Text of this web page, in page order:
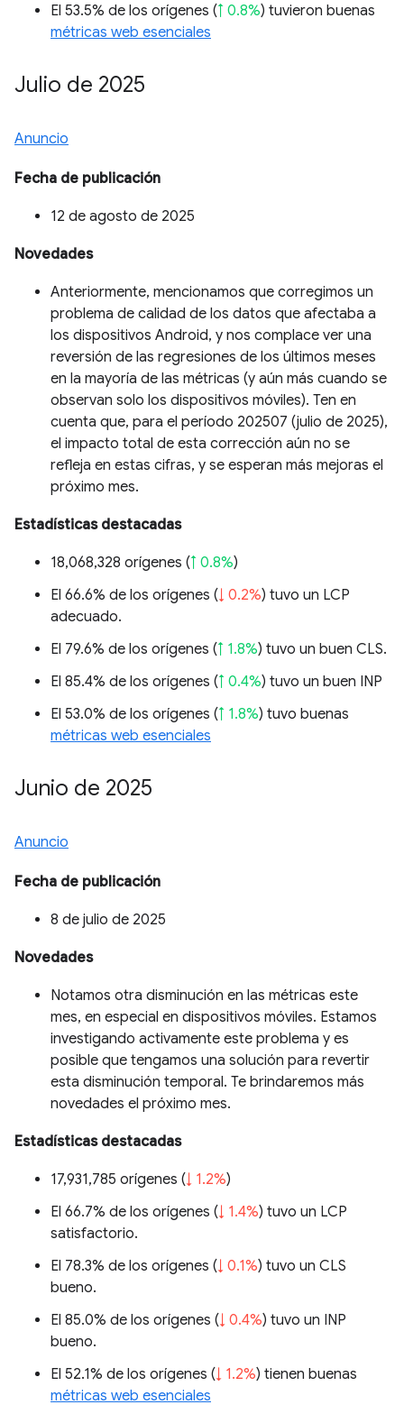
El 53.5% de los orígenes (↑ 0.8%) tuvieron buenas
métricas web esenciales
Julio de 2025
Anuncio
Fecha de publicación
12 de agosto de 2025
Novedades
Anteriormente, mencionamos que corregimos un
problema de calidad de los datos que afectaba a
los dispositivos Android, y nos complace ver una
reversión de las regresiones de los últimos meses
en la mayoría de las métricas (y aún más cuando se
observan solo los dispositivos móviles). Ten en
cuenta que, para el período 202507 (julio de 2025),
el impacto total de esta corrección aún no se
refleja en estas cifras, y se esperan más mejoras el
próximo mes.
Estadísticas destacadas
18,068,328 orígenes (↑ 0.8%)
El 66.6% de los orígenes (↓ 0.2%) tuvo un LCP
adecuado.
El 79.6% de los orígenes (↑ 1.8%) tuvo un buen CLS.
El 85.4% de los orígenes (↑ 0.4%) tuvo un buen INP
El 53.0% de los orígenes (↑ 1.8%) tuvo buenas
métricas web esenciales
Junio de 2025
Anuncio
Fecha de publicación
8 de julio de 2025
Novedades
Notamos otra disminución en las métricas este
mes, en especial en dispositivos móviles. Estamos
investigando activamente este problema y es
posible que tengamos una solución para revertir
esta disminución temporal. Te brindaremos más
novedades el próximo mes.
Estadísticas destacadas
17,931,785 orígenes (↓ 1.2%)
El 66.7% de los orígenes (↓ 1.4%) tuvo un LCP
satisfactorio.
El 78.3% de los orígenes (↓ 0.1%) tuvo un CLS
bueno.
El 85.0% de los orígenes (↓ 0.4%) tuvo un INP
bueno.
El 52.1% de los orígenes (↓ 1.2%) tienen buenas
métricas web esenciales